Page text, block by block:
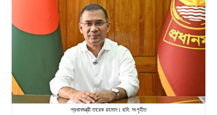
প্রধানমন্ত্রী তারেক রহমান। ছবি: সংগৃহীত